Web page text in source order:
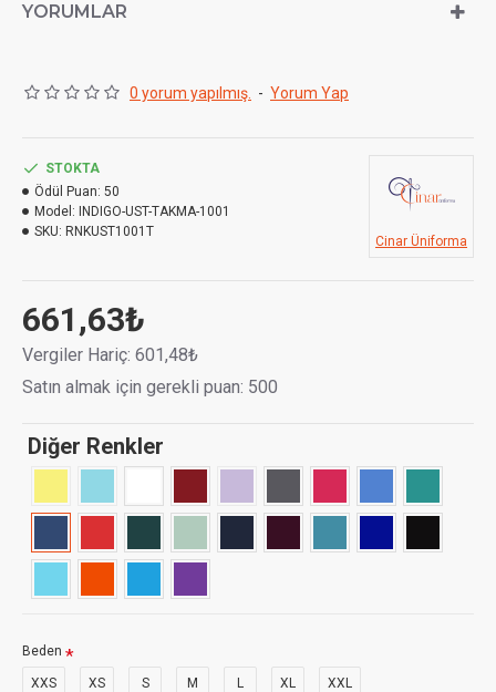
- Terletmeyen Terikoton kumaştan imal edilir
- 2 etek bölümünde, 1'i de göğüs bölümde olmak üzere 3
Kumaş Cinsi : Terikoton 110 gr/m2 %65 Poly. %35 Pamuk
YORUMLAR
0 yorum yapılmış. - Yorum Yap
661,63₺
Vergiler Hariç: 601,48₺
Satın almak için gerekli puan: 500
STOKTA
Ödül Puan: 50
Model:
INDIGO-UST-TAKMA-1001
SKU: RNKUST1001T
Cinar Üniforma
Diğer Renkler
Beden
XXS XS S M L XL XXL